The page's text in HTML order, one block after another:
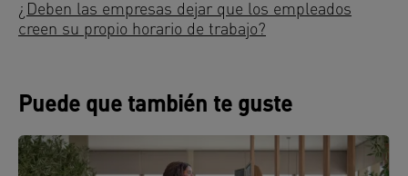
¿Deben las empresas dejar que los empleados
creen su propio horario de trabajo?
Puede que también te guste